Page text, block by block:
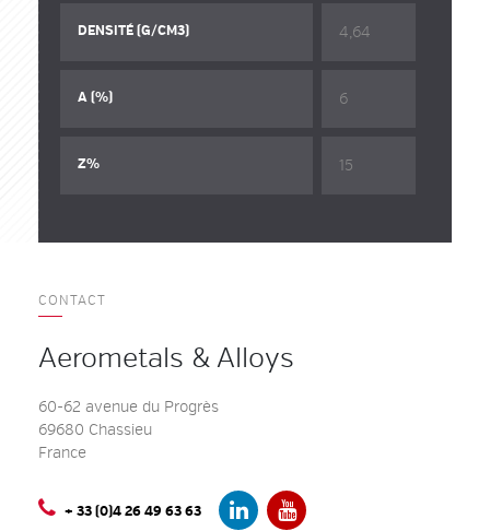
DENSITÉ (G/CM3) 4,64
A (%) 6
Z% 15
CONTACT
Aerometals & Alloys
60-62 avenue du Progrès
69680 Chassieu
France
+ 33 (0)4 26 49 63 63